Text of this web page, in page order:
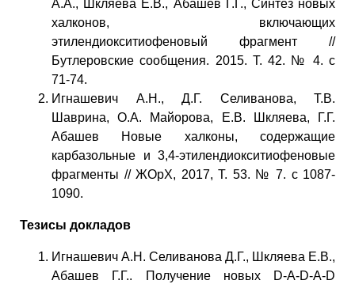
А.А., Шкляева Е.В., Абашев Г.Г., Синтез новых
халконов, включающих
этилендиокситиофеновый фрагмент //
Бутлеровские сообщения. 2015. Т. 42. № 4. c
71-74.
Игнашевич А.Н., Д.Г. Селиванова, Т.В.
Шаврина, О.А. Майорова, Е.В. Шкляева, Г.Г.
Абашев Новые халконы, содержащие
карбазольные и 3,4-этилендиокситиофеновые
фрагменты // ЖОрХ, 2017, Т. 53. № 7. c 1087-
1090.
Тезисы докладов
Игнашевич А.Н. Селиванова Д.Г., Шкляева Е.В.,
Абашев Г.Г.. Получение новых D-A-D-A-D